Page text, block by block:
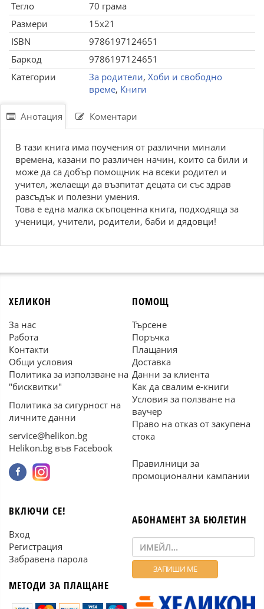
Тегло
70 грама
Размери
15x21
ISBN
9786197124651
Баркод
9786197124651
Категории
За родители, Хоби и свободно
време, Книги
Анотация Коментари
В тази книга има поучения от различни минали
времена, казани по различен начин, които са били и
може да са добър помощник на всеки родител и
учител, желаещи да възпитат децата си със здрав
разсъдък и полезни умения.
Това е една малка скъпоценна книга, подходяща за
ученици, учители, родители, баби и дядовци!
ХЕЛИКОН
За нас
Работа
Контакти
Общи условия
Политика за използване на
"бисквитки"
Политика за сигурност на
личните данни
service@helikon.bg
Helikon.bg във Facebook
ПОМОЩ
Търсене
Поръчка
Плащания
Доставка
Данни за клиента
Как да свалим е-книги
Условия за ползване на
ваучер
Право на отказ от закупена
стока
Правилници за
промоционални кампании
ВКЛЮЧИ СЕ!
Вход
Регистрация
Забравена парола
МЕТОДИ ЗА ПЛАЩАНЕ
АБОНАМЕНТ ЗА БЮЛЕТИН